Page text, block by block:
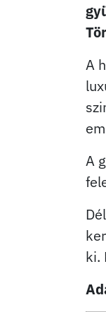
A
A
ki.